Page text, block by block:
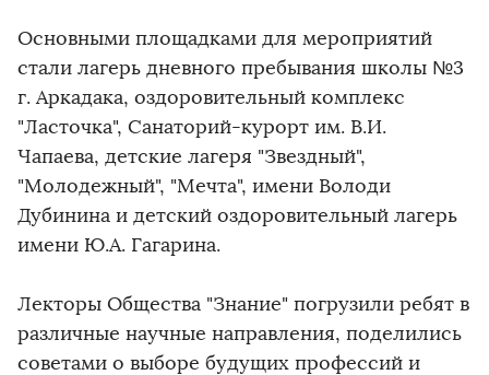
Основными площадками для мероприятий
стали лагерь дневного пребывания школы №3
г. Аркадака, оздоровительный комплекс
"Ласточка", Санаторий-курорт им. В.И.
Чапаева, детские лагеря "Звездный",
"Молодежный", "Мечта", имени Володи
Дубинина и детский оздоровительный лагерь
имени Ю.А. Гагарина.
Лекторы Общества "Знание" погрузили ребят в
различные научные направления, поделились
советами о выборе будущих профессий и